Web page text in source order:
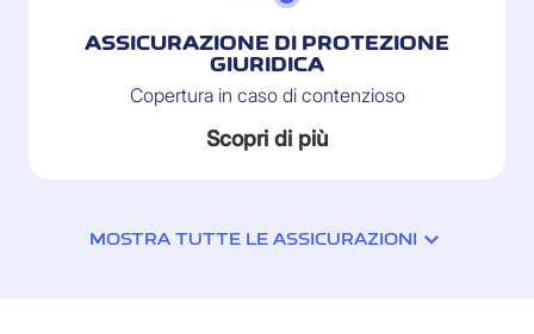
ASSICURAZIONE DI PROTEZIONE
GIURIDICA
Copertura in caso di contenzioso
Scopri di più
MOSTRA TUTTE LE ASSICURAZIONI